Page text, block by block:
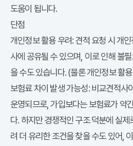
도움이 됩니다.
단점
개인정보 활용 우려:견적 요청 시 개
사에 공유될 수 있으며, 이로 인해 불
을 수도 있습니다. (물론 개인정보 활
보험료 차이 발생 가능성:비교견적사
운영되므로,다이렉트
가입보다는 보험료가 약
다. 하지만 경쟁적인 구조 덕분에 실제
려 더 유리한 조건을 찾을 수도 있어,